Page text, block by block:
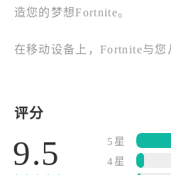
造您的梦想Fortnite。
在移动设备上，Fortnite与
One，PC，Mac，Switch所
后一站的同时建立自己的堡
或在同一房间内的朋友畅所
由虚幻引擎4。
评分
9.5
5星
4星